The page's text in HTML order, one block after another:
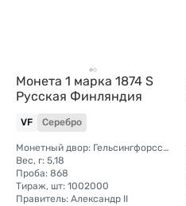
Монета 1 марка 1874 S
Русская Финляндия
VF Серебро
Монетный двор: Гельсингфорсский монетный двор (Финляндия)
Вес, г: 5,18
Проба: 868
Тираж, шт: 1002000
Правитель: Александр II